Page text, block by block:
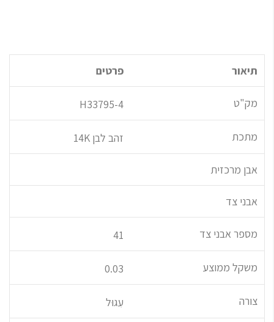
תיאור פרטים
מק"ט H33795-4
מתכת זהב לבן 14K
אבן מרכזית
אבני צד
מספר אבני צד 41
משקל ממוצע 0.03
צורה עִגוּל